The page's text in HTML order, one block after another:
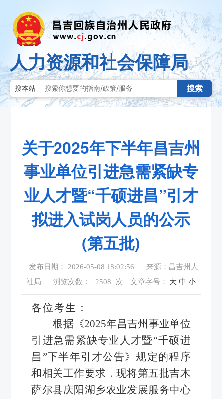
人力资源和社会保障局
搜本站 搜索
关于2025年下半年昌吉州
事业单位引进急需紧缺专
业人才暨“千硕进昌”引才
拟进入试岗人员的公示
(第五批)
发布日期： 2026-05-08 18:02:56
来源：昌吉州人
社局
浏览次数： 2508 次 文章字号： 大 中 小
各位考生：
根据《2025年昌吉州事业单位
引进急需紧缺专业人才暨“千硕进
昌”下半年引才公告》规定的程序
和相关工作要求，现将第五批吉木
萨尔县庆阳湖乡农业发展服务中心